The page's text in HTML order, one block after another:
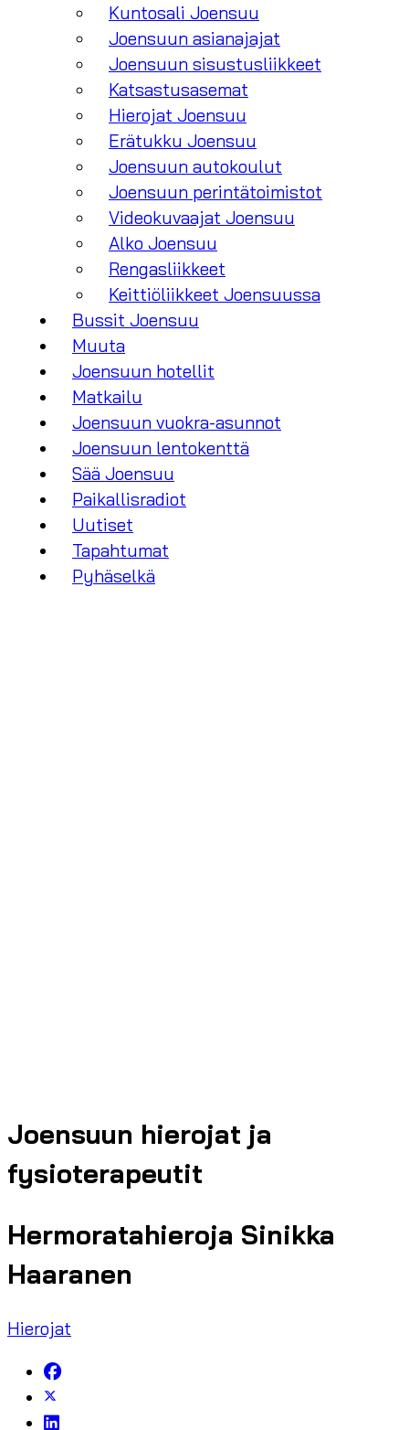
Kuntosali Joensuu
Joensuun asianajajat
Joensuun sisustusliikkeet
Katsastusasemat
Hierojat Joensuu
Erätukku Joensuu
Joensuun autokoulut
Joensuun perintätoimistot
Videokuvaajat Joensuu
Alko Joensuu
Rengasliikkeet
Keittiöliikkeet Joensuussa
Bussit Joensuu
Muuta
Joensuun hotellit
Matkailu
Joensuun vuokra-asunnot
Joensuun lentokenttä
Sää Joensuu
Paikallisradiot
Uutiset
Tapahtumat
Pyhäselkä
Joensuun hierojat ja
fysioterapeutit
Hermoratahieroja Sinikka
Haaranen
Hierojat